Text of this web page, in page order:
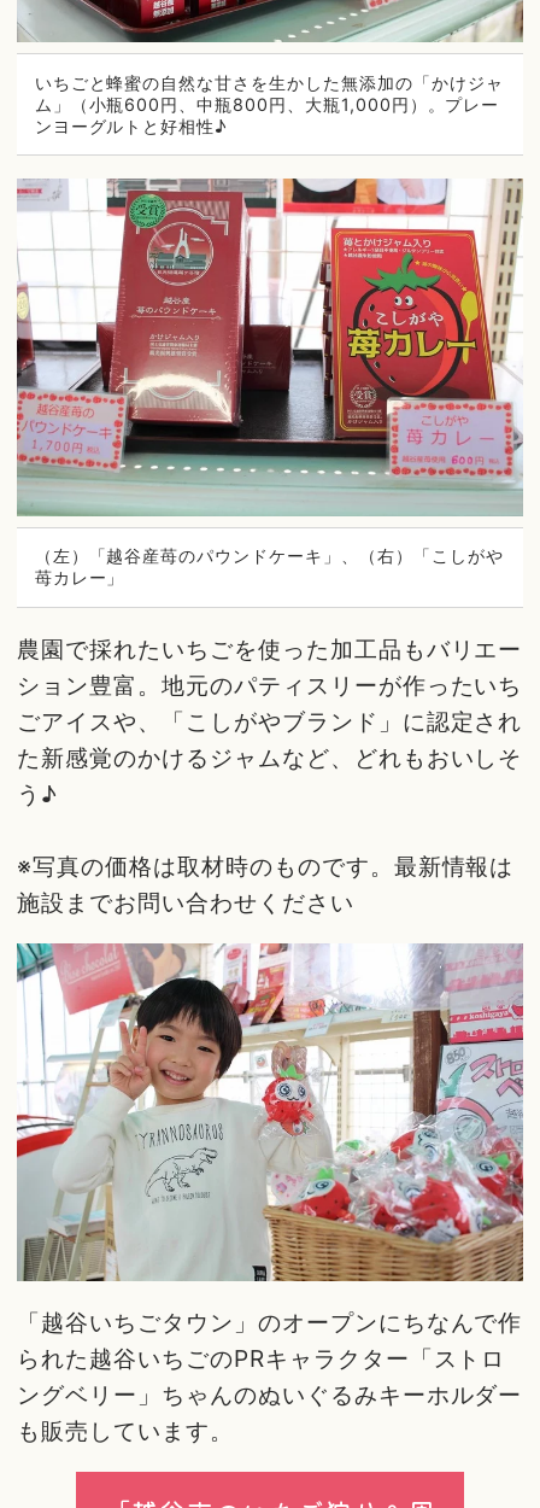
いちごと蜂蜜の自然な甘さを生かした無添加の「かけジャ
ム」（小瓶600円、中瓶800円、大瓶1,000円）。プレー
ンヨーグルトと好相性♪
（左）「越谷産苺のパウンドケーキ」、（右）「こしがや
苺カレー」
農園で採れたいちごを使った加工品もバリエー
ション豊富。地元のパティスリーが作ったいち
ごアイスや、「こしがやブランド」に認定され
た新感覚のかけるジャムなど、どれもおいしそ
う♪
※写真の価格は取材時のものです。最新情報は
施設までお問い合わせください
「越谷いちごタウン」のオープンにちなんで作
られた越谷いちごのPRキャラクター「ストロ
ングベリー」ちゃんのぬいぐるみキーホルダー
も販売しています。